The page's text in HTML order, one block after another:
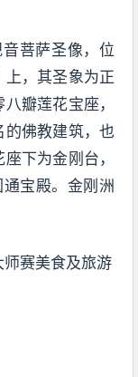
菩萨圣像，位
，其圣象为正
瓣莲花宝座，
佛教建筑，也
下为金刚台，
宝殿。金刚洲